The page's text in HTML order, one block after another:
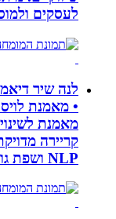
לעסקים ולמוסדות
לנה שיר דיאמנת
• מאמנת לויסות
מאמנת לשינוי
קריירה מדויקת •
NLP ושפת גוף • מרצה לקהלים שונים